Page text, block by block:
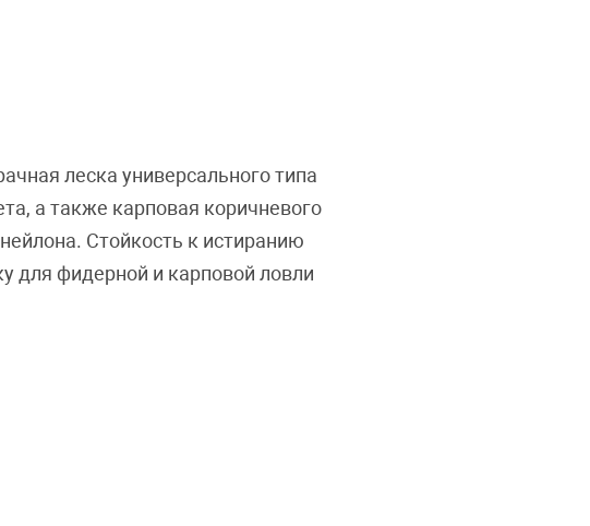
леска универсального типа
а также карповая коричневого
Стойкость к истиранию
для фидерной и карповой ловли